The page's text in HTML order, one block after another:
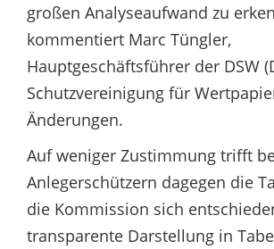
großen Analyseaufwand zu
kommentiert Marc Tüngler,
Hauptgeschäftsführer der DSW
Schutzvereinigung für
Änderungen.
Auf weniger Zustimmung trifft
Anlegerschützern dagegen die
die Kommission sich
transparente Darstellung in